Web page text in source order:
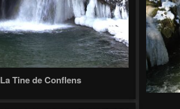
La Tine de Conflens